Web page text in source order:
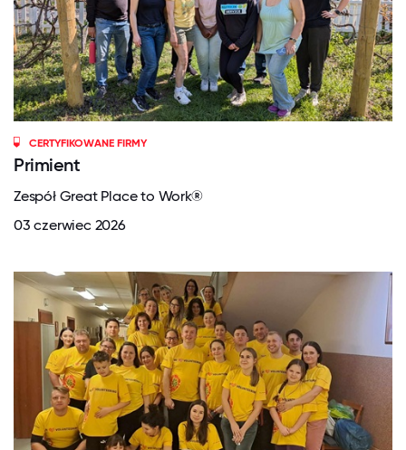
CERTYFIKOWANE FIRMY
Primient
Zespół Great Place to Work®
03 czerwiec 2026